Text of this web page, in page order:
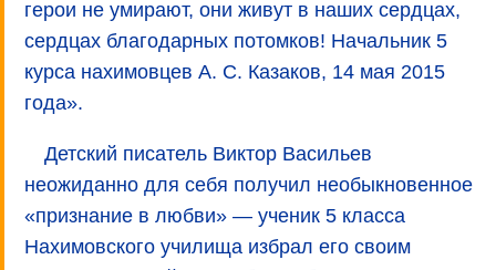
герои не умирают, они живут в наших сердцах,
сердцах благодарных потомков! Начальник 5
курса нахимовцев А. С. Казаков, 14 мая 2015
года».
Детский писатель Виктор Васильев
неожиданно для себя получил необыкновенное
«признание в любви» — ученик 5 класса
Нахимовского училища избрал его своим